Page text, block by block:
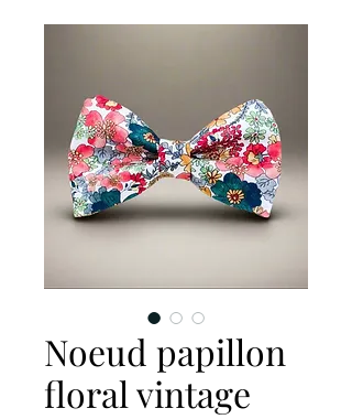
Noeud papillon
floral vintage